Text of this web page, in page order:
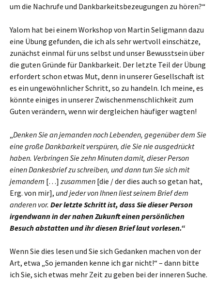
um die Nachrufe und Dankbarkeitsbezeugungen zu hören?“
Yalom hat bei einem Workshop von Martin Seligmann dazu
eine Übung gefunden, die ich als sehr wertvoll einschätze,
zunächst einmal für uns selbst und unser Bewusstsein über
die guten Gründe für Dankbarkeit. Der letzte Teil der Übung
erfordert schon etwas Mut, denn in unserer Gesellschaft ist
es ein ungewöhnlicher Schritt, so zu handeln. Ich meine, es
könnte einiges in unserer Zwischenmenschlichkeit zum
Guten verändern, wenn wir dergleichen häufiger wagten!
„Denken Sie an jemanden noch Lebenden, gegenüber dem Sie
eine große Dankbarkeit verspüren, die Sie nie ausgedrückt
haben. Verbringen Sie zehn Minuten damit, dieser Person
einen Dankesbrief zu schreiben, und dann tun Sie sich mit
jemandem […] zusammen [die / der dies auch so getan hat,
Erg. von mir], und jeder von Ihnen liest seinem Brief dem
anderen vor. Der letzte Schritt ist, dass Sie dieser Person
irgendwann in der nahen Zukunft einen persönlichen
Besuch abstatten und ihr diesen Brief laut vorlesen.“
Wenn Sie dies lesen und Sie sich Gedanken machen von der
Art, etwa „So jemanden kenne ich gar nicht!“ – dann bitte
ich Sie, sich etwas mehr Zeit zu geben bei der inneren Suche.